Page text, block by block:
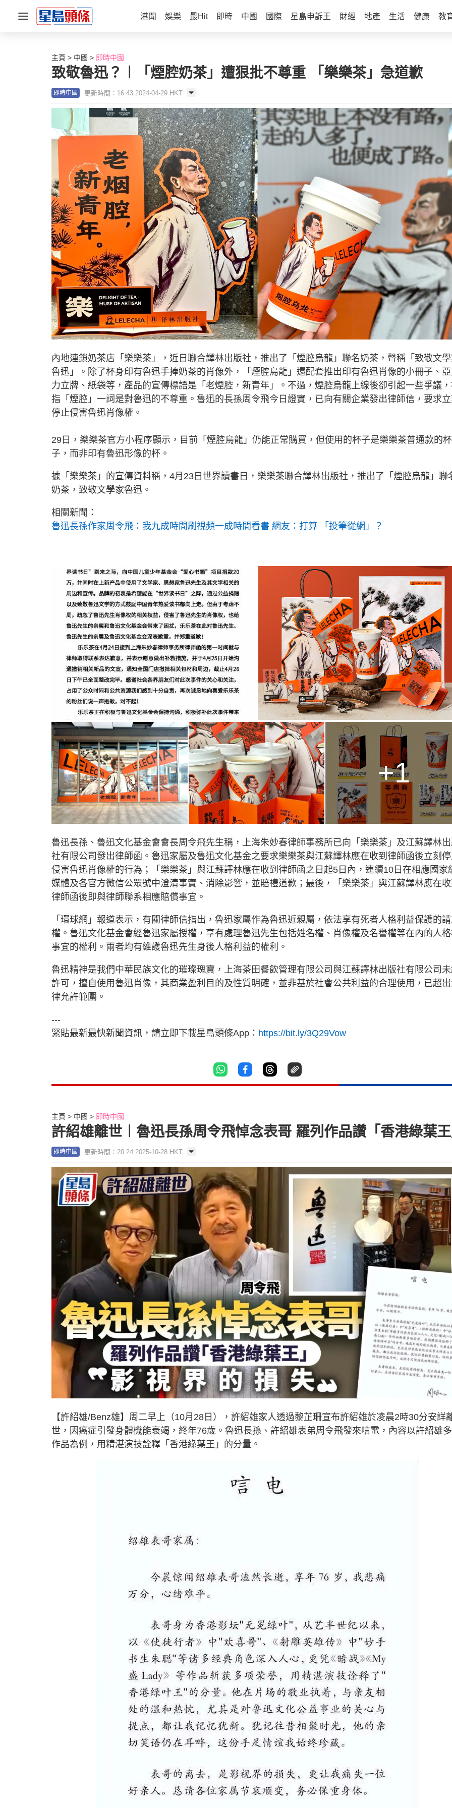
港聞 娛樂 最Hit 即時 中國 國際 星島申訴王 財經 地產 生活 健康 教
主頁 中國 即時中國
致敬魯迅？︱「煙腔奶茶」遭狠批不尊重 「樂樂茶」急道歉
即時中國 更新時間：16:43 2024-04-29 HKT
內地連鎖奶茶店「樂樂茶」，近日聯合譯林出版社，推出了「煙腔烏龍」聯名奶茶，聲稱「致敬文
魯迅」。除了杯身印有魯迅手捧奶茶的肖像外，「煙腔烏龍」還配套推出印有魯迅肖像的小冊子、
力立牌、紙袋等，產品的宣傳標語是「老煙腔，新青年」。不過，煙腔烏龍上線後卻引起一些爭議
指「煙腔」一詞是對魯迅的不尊重。魯迅的長孫周令飛今日證實，已向有關企業發出律師信，要求立
停止侵害魯迅肖像權。
29日，樂樂茶官方小程序顯示，目前「煙腔烏龍」仍能正常購買，但使用的杯子是樂樂茶普通款的杯
子，而非印有魯迅形像的杯。
據「樂樂茶」的宣傳資料稱，4月23日世界讀書日，樂樂茶聯合譯林出版社，推出了「煙腔烏龍」聯
奶茶，致敬文學家魯迅。
相關新聞：
魯迅長孫作家周令飛：我九成時間刷視頻一成時間看書 網友：打算 「投筆從網」？
+1
魯迅長孫、魯迅文化基金會會長周令飛先生稱，上海朱妙春律師事務所已向「樂樂茶」及江蘇譯林
社有限公司發出律師函。魯迅家屬及魯迅文化基金之要求樂樂茶與江蘇譯林應在收到律師函後立刻
侵害魯迅肖像權的行為；「樂樂茶」與江蘇譯林應在收到律師函之日起5日內，連續10日在相應國家
媒體及各官方微信公眾號中澄清事實、消除影響，並賠禮道歉；最後，「樂樂茶」與江蘇譯林應在收
律師函後即與律師聯系相應賠償事宜。
「環球網」報道表示，有關律師信指出，魯迅家屬作為魯迅近親屬，依法享有死者人格利益保護的
權。魯迅文化基金會經魯迅家屬授權，享有處理魯迅先生包括姓名權、肖像權及名譽權等在內的人
事宜的權利。兩者均有維護魯迅先生身後人格利益的權利。
魯迅精神是我們中華民族文化的璀璨瑰寶，上海茶田餐飲管理有限公司與江蘇譯林出版社有限公司
許可，擅自使用魯迅肖像，其商業盈利目的及性質明確，並非基於社會公共利益的合理使用，已超
律允許範圍。
---
緊貼最新最快新聞資訊，請立即下載星島頭條App： https://bit.ly/3Q29Vow
主頁 中國 即時中國
許紹雄離世︱魯迅長孫周令飛悼念表哥 羅列作品讚「香港綠葉王
即時中國 更新時間：20:24 2025-10-28 HKT
【許紹雄/Benz雄】周二早上（10月28日），許紹雄家人透過黎芷珊宣布許紹雄於凌晨2時30分安詳
世，因癌症引發身體機能衰竭，終年76歲。魯迅長孫、許紹雄表弟周令飛發來唁電，內容以許紹雄
作品為例，用精湛演技詮釋「香港綠葉王」的分量。